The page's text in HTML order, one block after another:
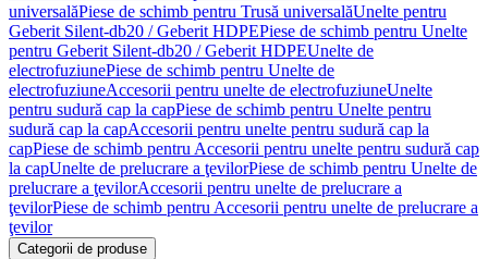
universalăPiese de schimb pentru Trusă universalăUnelte pentru
Geberit Silent-db20 / Geberit HDPEPiese de schimb pentru Unelte
pentru Geberit Silent-db20 / Geberit HDPEUnelte de
electrofuziunePiese de schimb pentru Unelte de
electrofuziuneAccesorii pentru unelte de electrofuziuneUnelte
pentru sudură cap la capPiese de schimb pentru Unelte pentru
sudură cap la capAccesorii pentru unelte pentru sudură cap la
capPiese de schimb pentru Accesorii pentru unelte pentru sudură cap
la capUnelte de prelucrare a ţevilorPiese de schimb pentru Unelte de
prelucrare a ţevilorAccesorii pentru unelte de prelucrare a
ţevilorPiese de schimb pentru Accesorii pentru unelte de prelucrare a
ţevilor
Categorii de produse